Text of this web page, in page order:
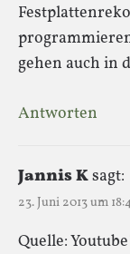
gehen auch in
Antworten
Jannis Ksagt:
23. Juni 2013 um
Quelle: